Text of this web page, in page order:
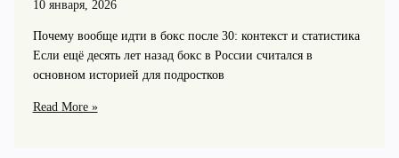
10 января, 2026
Почему вообще идти в бокс после 30: контекст и статистика
Если ещё десять лет назад бокс в России считался в
основном историей для подростков
Интервью
Read More »